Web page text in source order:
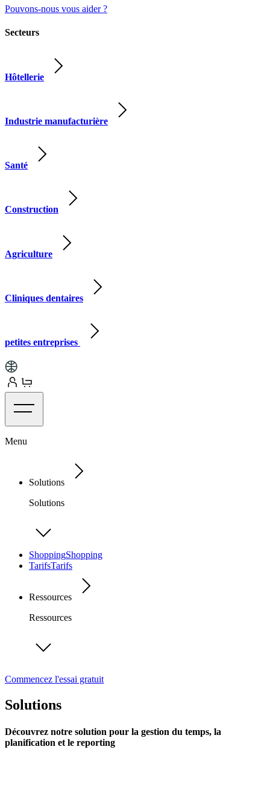
Pouvons-nous vous aider ?
Secteurs
Hôtellerie
Industrie manufacturière
Santé
Construction
Agriculture
Cliniques dentaires
petites entreprises
Menu
Solutions
Solutions
ShoppingShopping
TarifsTarifs
Ressources
Ressources
Commencez l'essai gratuit
Solutions
Découvrez notre solution pour la gestion du temps, la
planification et le reporting